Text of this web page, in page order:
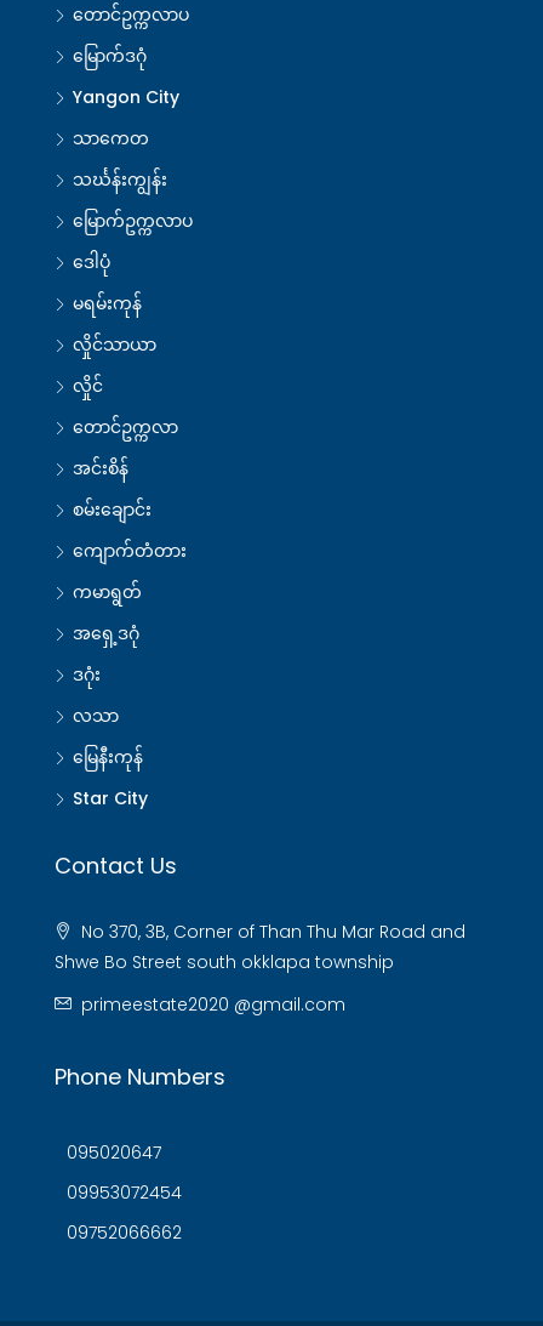
တောင်ဥက္ကလာပ
မြောက်ဒဂုံ
Yangon City
သာကေတ
သင်္ဃန်းကျွန်း
မြောက်ဥက္ကလာပ
ဒေါပုံ
မရမ်းကုန်
လှိုင်သာယာ
လှိုင်
တောင်ဥက္ကလာ
အင်းစိန်
စမ်းချောင်း
ကျောက်တံတား
ကမာရွတ်
အရှေ့ဒဂုံ
ဒဂုံး
လသာ
မြေနီးကုန်
Star City
Contact Us
No 370, 3B, Corner of Than Thu Mar Road and
Shwe Bo Street south okklapa township
primeestate2020 @gmail.com
Phone Numbers
095020647
09953072454
09752066662